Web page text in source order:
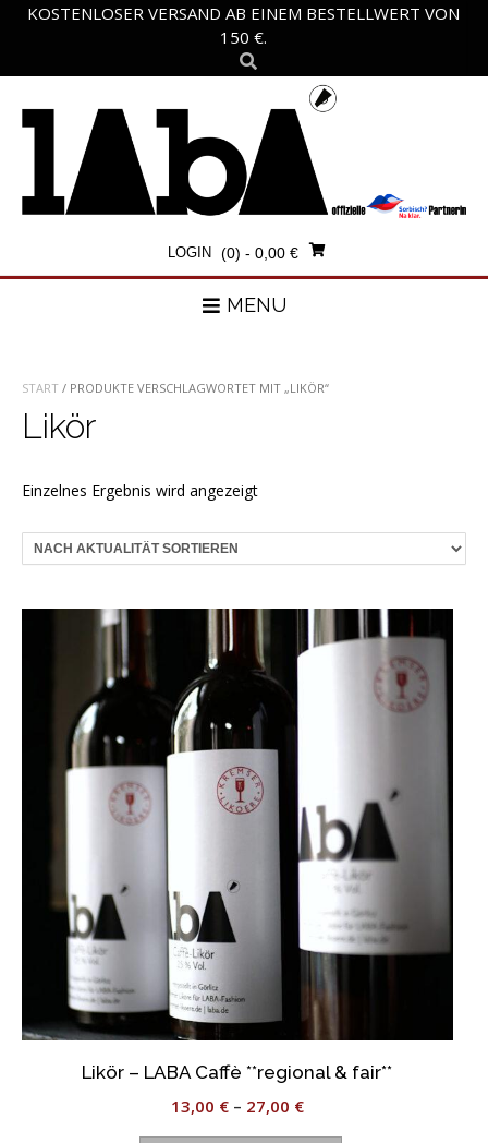
KOSTENLOSER VERSAND AB EINEM BESTELLWERT VON
150 €.
LOGIN (0) - 0,00 €
MENU
START / PRODUKTE VERSCHLAGWORTET MIT „LIKÖR“
Likör
Einzelnes Ergebnis wird angezeigt
Likör – LABA Caffè **regional & fair**
13,00 €– 27,00 €
Dieses